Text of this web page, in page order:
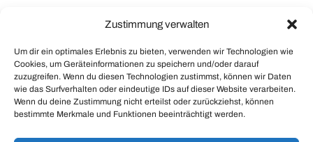
Zustimmung verwalten
Um dir ein optimales Erlebnis zu bieten, verwenden wir Technologien wie
Cookies, um Geräteinformationen zu speichern und/oder darauf
zuzugreifen. Wenn du diesen Technologien zustimmst, können wir Daten
wie das Surfverhalten oder eindeutige IDs auf dieser Website verarbeiten.
Wenn du deine Zustimmung nicht erteilst oder zurückziehst, können
bestimmte Merkmale und Funktionen beeinträchtigt werden.
Management ist die
Umsetzung und Kontrolle
von…
bezeichnet einerseits die
Lesekompetenz (im…
oder Spitzbube bedeutet.
Ich denke wie in meinem
Idiom, hat das Wort auch
im Rätromanischen eine
vielfältige Bedeutung. Es
kommt wohl auf den Satz
Allgemeinsätze #
Personal
#Personalbeschaffung # WoS
Namensgenerator für